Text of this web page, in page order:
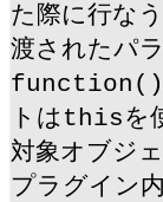
た際に行な
渡されたパ
function(){
トはthisを
対象オブジ
プラグイン